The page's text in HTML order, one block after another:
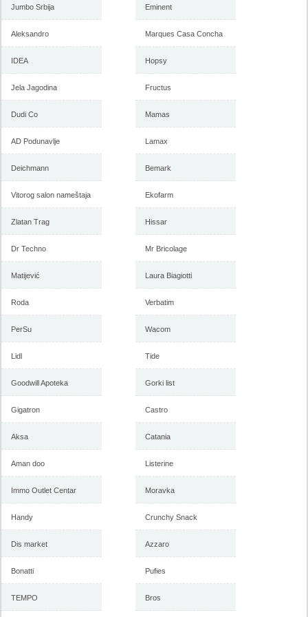
Emmezeta katalog rasprodaja,
Akcija Emmezeta sve za
Katalog Emmezeta akcija, 31.
Katalog Emmezeta akcija, 12-
Emmezeta katalog akcija 7-16.
Jumbo Srbija
Aleksandro
IDEA
Jela Jagodina
Dudi Co
AD Podunavlje
Deichmann
Vitorog salon nameštaja
Zlatan Trag
Dr Techno
Matijević
Roda
PerSu
Lidl
Goodwill Apoteka
Gigatron
Aksa
Aman doo
Immo Outlet Centar
Handy
Dis market
Bonatti
TEMPO
Eminent
Marques Casa Concha
Hopsy
Fructus
Mamas
Lamax
Bemark
Ekofarm
Hissar
Mr Bricolage
Laura Biagiotti
Verbatim
Wacom
Tide
Gorki list
Castro
Catania
Listerine
Moravka
Crunchy Snack
Azzaro
Pufies
Bros